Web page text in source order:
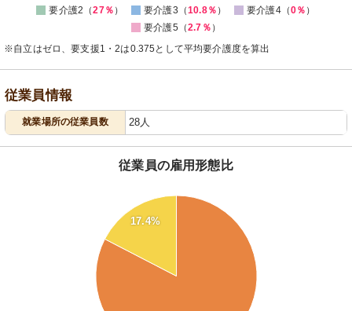
要介護2（27％ ） 要介護3（10.8％ ） 要介護4（0％ ）
要介護5（2.7％ ）
※自立はゼロ、要支援1・2は0.375として平均要介護度を算出
従業員情報
就業場所の従業員数 28人
従業員の雇用形態比
17.4%